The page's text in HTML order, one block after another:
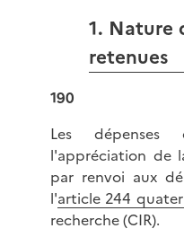
1. Nature
retenues
190
Les dépenses
l'appréciation de
par renvoi aux
l'article 244
recherche (CIR).